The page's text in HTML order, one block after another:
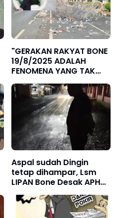
"GERAKAN RAKYAT BONE
19/8/2025 ADALAH
FENOMENA YANG TAK
PERNAH TERBAYANGKAN.
Aspal sudah Dingin
tetap dihampar, Lsm
LIPAN Bone Desak APH
Usut Tuntas.